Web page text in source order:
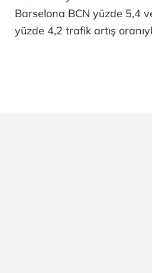
Barselona BCN yüzde 5,4
yüzde 4,2 trafik artış